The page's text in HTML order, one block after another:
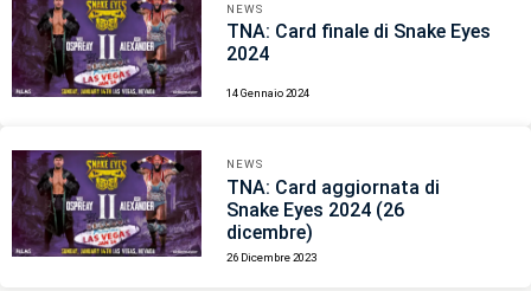
NEWS
TNA: Card finale di Snake Eyes
2024
14 Gennaio 2024
NEWS
TNA: Card aggiornata di
Snake Eyes 2024 (26
dicembre)
26 Dicembre 2023